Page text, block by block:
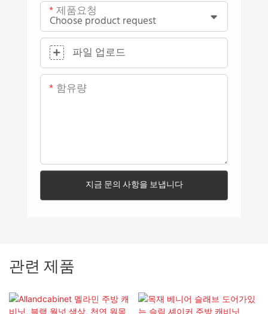
제품요청
파일 업로드
함유량
지금 문의 사항을 보냅니다
관련 제품